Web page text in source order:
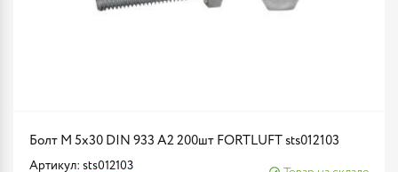
Болт М 5х30 DIN 933 A2 200шт FORTLUFT sts012103
Артикул: sts012103